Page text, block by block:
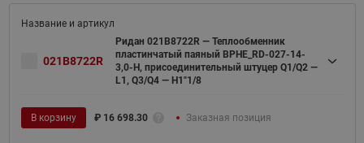
021B8722R
Ридан 021B8722R — Теплообменник
пластинчатый паяный BPHE_RD-027-14-
3,0-H, присоединительный штуцер Q1/Q2 —
L1, Q3/Q4 — H1"1/8
В корзину ₽ 16 698.30 Заказная позиция